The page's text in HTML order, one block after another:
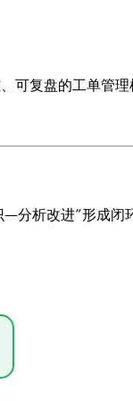
可复盘的工单管理
分析改进”形成闭